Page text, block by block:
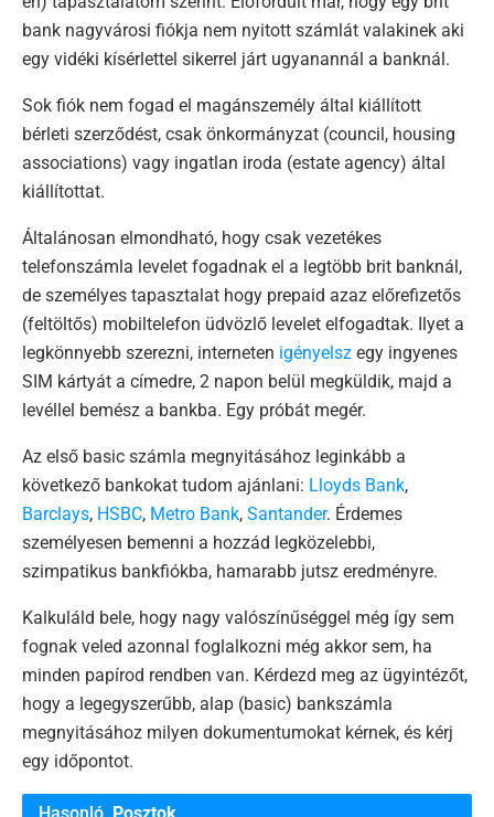
bank nagyvárosi fiókja nem nyitott számlát valakinek aki
egy vidéki kísérlettel sikerrel járt ugyanannál a banknál.
Sok fiók nem fogad el magánszemély által kiállított
bérleti szerződést, csak önkormányzat (council, housing
associations) vagy ingatlan iroda (estate agency) által
kiállítottat.
Általánosan elmondható, hogy csak vezetékes
telefonszámla levelet fogadnak el a legtöbb brit banknál,
de személyes tapasztalat hogy prepaid azaz előrefizetős
(feltöltős) mobiltelefon üdvözlő levelet elfogadtak. Ilyet a
legkönnyebb szerezni, interneten igényelsz egy ingyenes
SIM kártyát a címedre, 2 napon belül megküldik, majd a
levéllel bemész a bankba. Egy próbát megér.
Az első basic számla megnyitásához leginkább a
következő bankokat tudom ajánlani: Lloyds Bank,
Barclays, HSBC, Metro Bank, Santander. Érdemes
személyesen bemenni a hozzád legközelebbi,
szimpatikus bankfiókba, hamarabb jutsz eredményre.
Kalkuláld bele, hogy nagy valószínűséggel még így sem
fognak veled azonnal foglalkozni még akkor sem, ha
minden papírod rendben van. Kérdezd meg az ügyintézőt,
hogy a legegyszerűbb, alap (basic) bankszámla
megnyitásához milyen dokumentumokat kérnek, és kérj
egy időpontot.